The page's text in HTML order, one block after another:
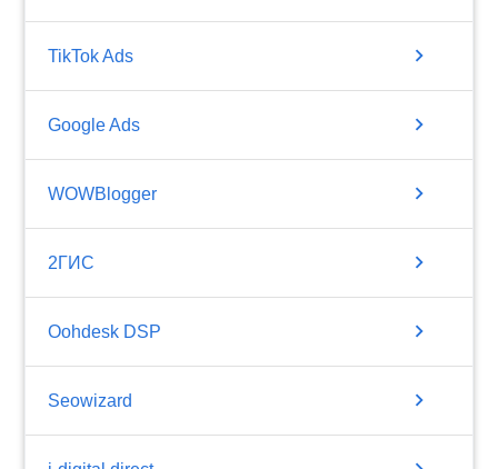
TikTok Ads chevron_right
Google Ads chevron_right
WOWBlogger chevron_right
2ГИС chevron_right
Oohdesk DSP chevron_right
Seowizard chevron_right